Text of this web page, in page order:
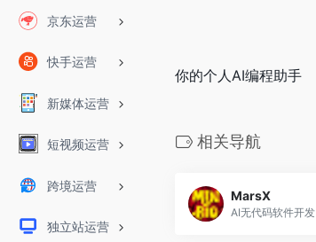
京东运营
快手运营
新媒体运营
短视频运营
跨境运营
独立站运营
你的个人AI编程助手
相关导航
MarsX
AI无代码软件开发